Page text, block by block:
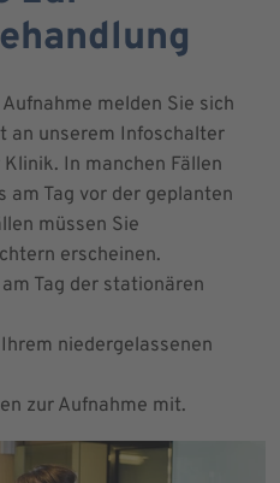
melden Sie sich
an unserem Infoschalter
In manchen Fällen
am Tag vor der geplanten
müssen Sie
erscheinen.
Tag der stationären
niedergelassenen
zur Aufnahme mit.